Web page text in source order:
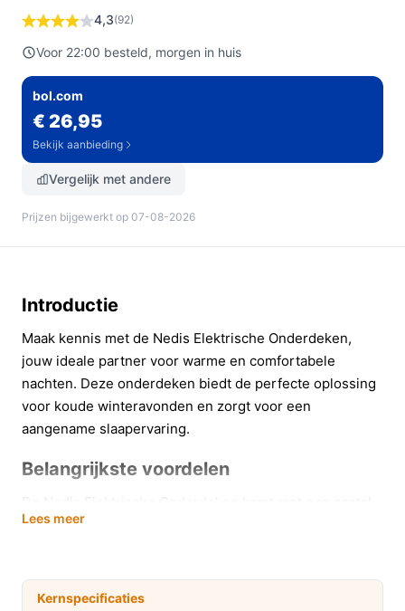
4,3(92)
Voor 22:00 besteld, morgen in huis
bol.com
€ 26,95
Bekijk aanbieding
Vergelijk met andere
Prijzen bijgewerkt op 07-08-2026
Introductie
Maak kennis met de Nedis Elektrische Onderdeken,
jouw ideale partner voor warme en comfortabele
nachten. Deze onderdeken biedt de perfecte oplossing
voor koude winteravonden en zorgt voor een
aangename slaapervaring.
Belangrijkste voordelen
unieke voordelen die je slaapcomfort aanzienlijk
Drie instelbare warmtestanden maken het mogelijk
om de temperatuur aan te passen aan jouw
Lees meer
Kernspecificaties